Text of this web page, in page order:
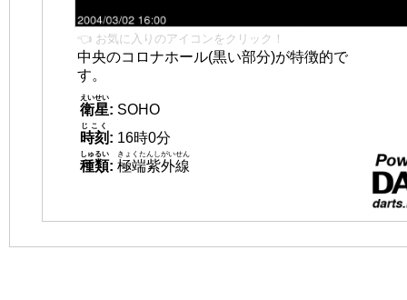
👈 お気に入りのアイコンをクリック！
中央のコロナホール(黒い部分)が特徴的で
す。
衛星
えいせい
: SOHO
時刻
じこく
: 16時0分
種類
しゅるい
: 極端紫外線
きょくたんしがいせん